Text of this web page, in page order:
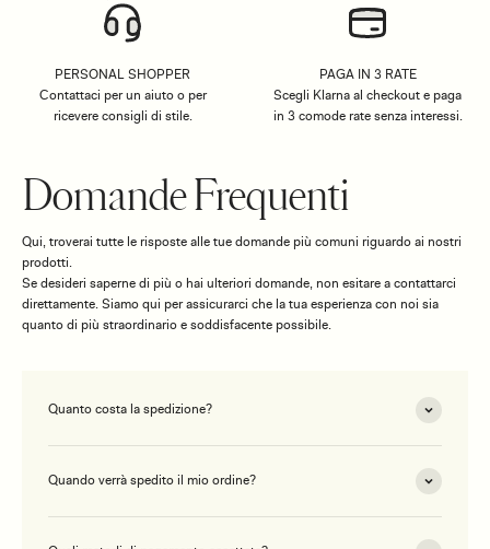
PERSONAL SHOPPER
Contattaci per un aiuto o per
ricevere consigli di stile.
PAGA IN 3 RATE
Scegli Klarna al checkout e paga
in 3 comode rate senza interessi.
Domande Frequenti
Qui, troverai tutte le risposte alle tue domande più comuni riguardo ai nostri
prodotti.
Se desideri saperne di più o hai ulteriori domande, non esitare a contattarci
direttamente. Siamo qui per assicurarci che la tua esperienza con noi sia
quanto di più straordinario e soddisfacente possibile.
Quanto costa la spedizione?
Quando verrà spedito il mio ordine?